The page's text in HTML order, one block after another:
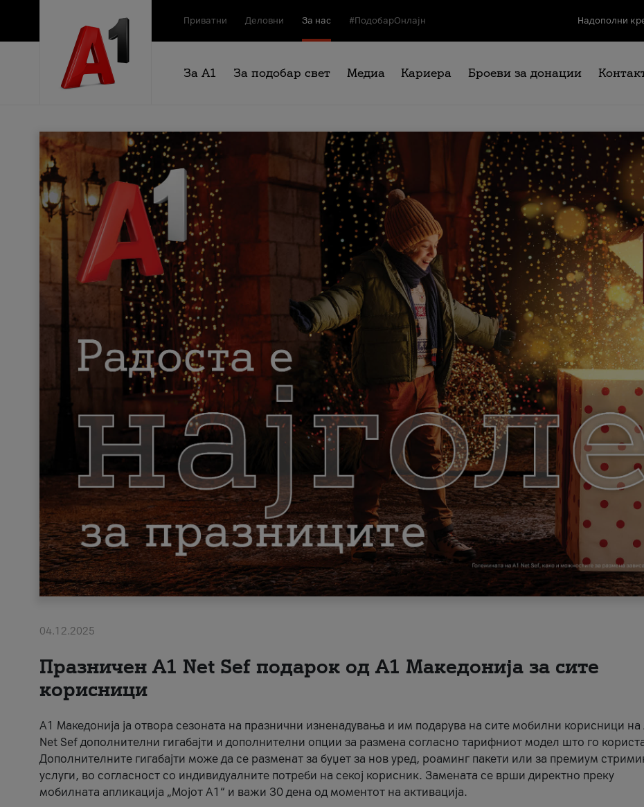
Приватни Деловни За нас #ПодобарОнлајн Надополни
За А1 За подобар свет Медиа Кариера Броеви за донации
04.12.2025
Празничен A1 Net Sеf подарок од А1 Македонија за сите
корисници
А1 Македонија ја отвора сезоната на празнични изненадувања и им подарува на сите мобилни корисници на
Net Sef дополнителни гигабајти и дополнителни опции за размена согласно тарифниот модел што го
Дополнителните гигабајти може да се разменат за буџет за нов уред, роаминг пакети или за премиум
услуги, во согласност со индивидуалните потреби на секој корисник. Замената се врши директно преку
мобилната апликација „Мојот А1“ и важи 30 дена од моментот на активација.